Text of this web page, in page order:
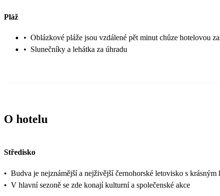
Pláž
• Oblázkové pláže jsou vzdálené pět minut chůze hotelovou
• Slunečníky a lehátka za úhradu
O hotelu
Středisko
• Budva je nejznámější a nejživější černohorské letovisko s krásným
• V hlavní sezoně se zde konají kulturní a společenské akce